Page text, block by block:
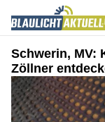
Schwerin, MV:
Zöllner